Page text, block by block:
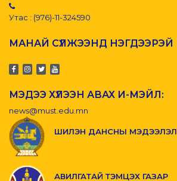
Утас : (976)-11-324590
МАНАЙ СҮЛЖЭЭНД НЭГДЭЭРЭЙ
МЭДЭЭ ХҮЛЭЭН АВАХ И-МЭЙЛ:
news@must.edu.mn
ШИЛЭН ДАНСНЫ МЭДЭЭЛЭЛ
АВИЛГАТАЙ ТЭМЦЭХ ГАЗАР